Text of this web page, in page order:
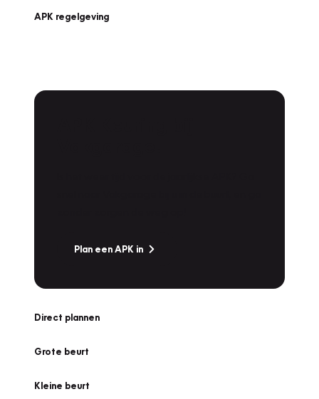
APK regelgeving
Plan een APK in
Direct plannen
Grote beurt
Kleine beurt